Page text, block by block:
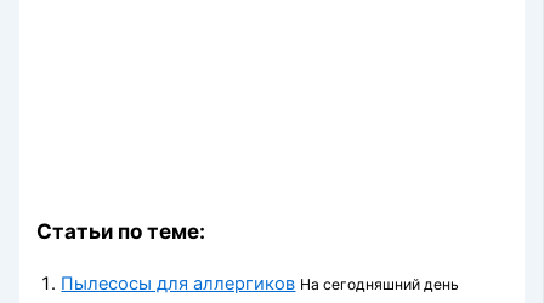
Статьи по теме:
Пылесосы для аллергиков На сегодняшний день